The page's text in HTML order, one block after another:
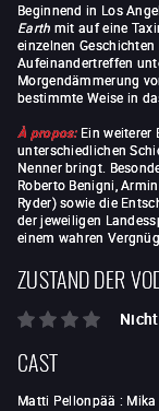
Beginnend in Los
Earth mit auf eine
einzelnen
Aufeinandertreffen
Morgendämmerung
bestimmte Weise in
À propos:Ein weiterer
unterschiedlichen
Nenner bringt.
Roberto Benigni,
Ryder) sowie die
der jeweiligen
einem wahren
ZUSTAND DER
CAST
Matti Pellonpää : Mika